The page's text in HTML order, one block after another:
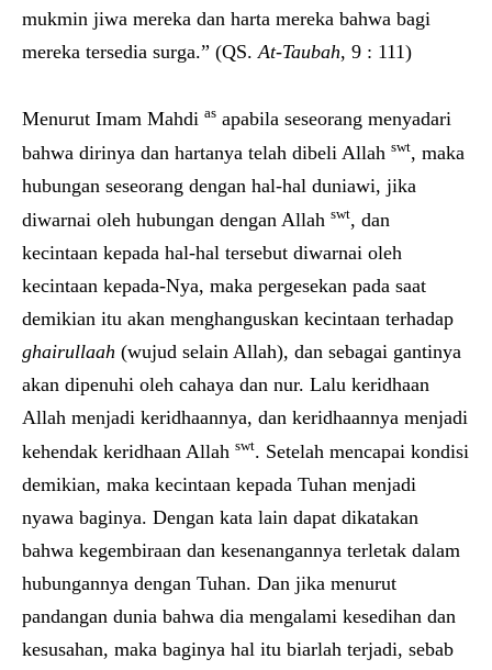
mukmin jiwa mereka dan harta mereka bahwa bagi
mereka tersedia surga.” (QS.At-Taubah, 9 : 111)
Menurut Imam Mahdi as apabila seseorang menyadari
bahwa dirinya dan hartanya telah dibeli Allah swt, maka
hubungan seseorang dengan hal-hal duniawi, jika
diwarnai oleh hubungan dengan Allah swt, dan
kecintaan kepada hal-hal tersebut diwarnai oleh
kecintaan kepada-Nya, maka pergesekan pada saat
demikian itu akan menghanguskan kecintaan terhadap
ghairullaah (wujud selain Allah), dan sebagai gantinya
akan dipenuhi oleh cahaya dan nur. Lalu keridhaan
Allah menjadi keridhaannya, dan keridhaannya menjadi
kehendak keridhaan Allah swt. Setelah mencapai kondisi
demikian, maka kecintaan kepada Tuhan menjadi
nyawa baginya. Dengan kata lain dapat dikatakan
bahwa kegembiraan dan kesenangannya terletak dalam
hubungannya dengan Tuhan. Dan jika menurut
pandangan dunia bahwa dia mengalami kesedihan dan
kesusahan, maka baginya hal itu biarlah terjadi, sebab